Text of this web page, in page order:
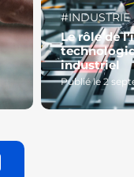
#INDUSTRIE
Le rôle de
industriel
Publié le 2